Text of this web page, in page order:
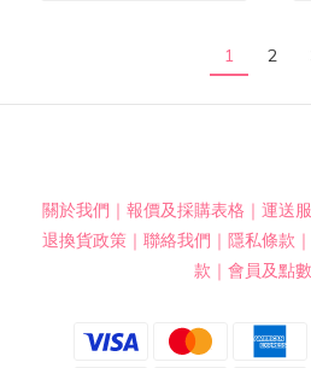
1 2
關於我們 ｜ 報價及採購表格 ｜ 運送
退換貨政策 ｜ 聯絡我們 ｜ 隱私條款 ｜
款 ｜ 會員及點